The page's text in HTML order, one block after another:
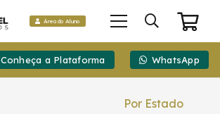
Área do Aluno
Conheça a Plataforma WhatsApp
Por Estado